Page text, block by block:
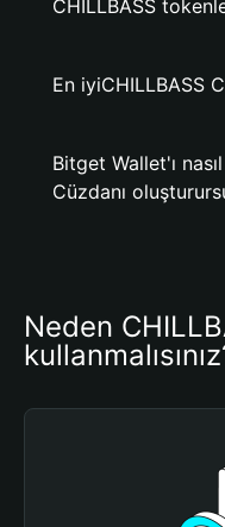
CHILLBASS
En iyiCHILLBASS
Bitget Wallet'ı
Cüzdanı
Neden